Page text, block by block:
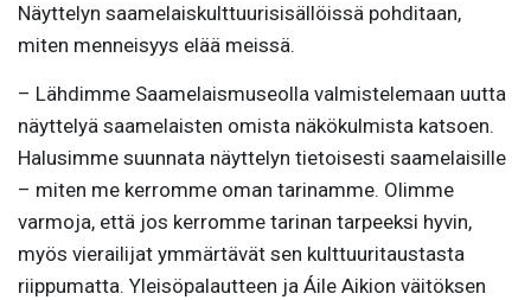
Näyttelyn saamelaiskulttuurisisällöissä pohditaan,
miten menneisyys elää meissä.
– Lähdimme Saamelaismuseolla valmistelemaan uutta
näyttelyä saamelaisten omista näkökulmista katsoen.
Halusimme suunnata näyttelyn tietoisesti saamelaisille
– miten me kerromme oman tarinamme. Olimme
varmoja, että jos kerromme tarinan tarpeeksi hyvin,
myös vierailijat ymmärtävät sen kulttuuritaustasta
riippumatta. Yleisöpalautteen ja Áile Aikion väitöksen